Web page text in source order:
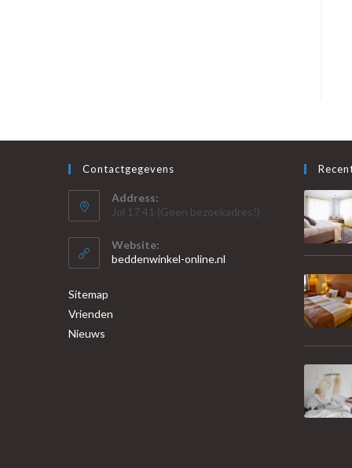
Contactgegevens
Address:
Jol 17 41 (Geen bezoekadres!)
Website:
beddenwinkel-online.nl
Sitemap
Vrienden
Nieuws